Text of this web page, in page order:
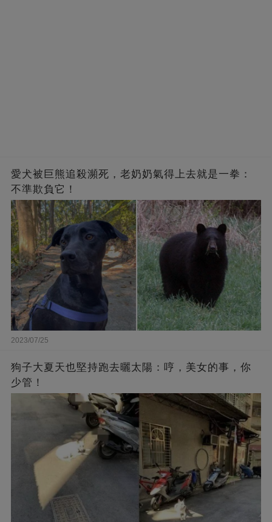
愛犬被巨熊追殺瀕死，老奶奶氣得上去就是一拳：
不準欺負它！
2023/07/25
狗子大夏天也堅持跑去曬太陽：哼，美女的事，你
少管！